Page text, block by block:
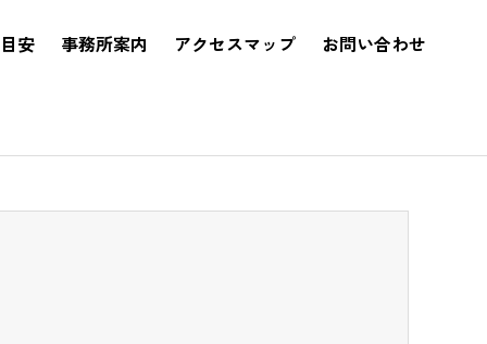
安 事務所案内 アクセスマップ お問い合わせ